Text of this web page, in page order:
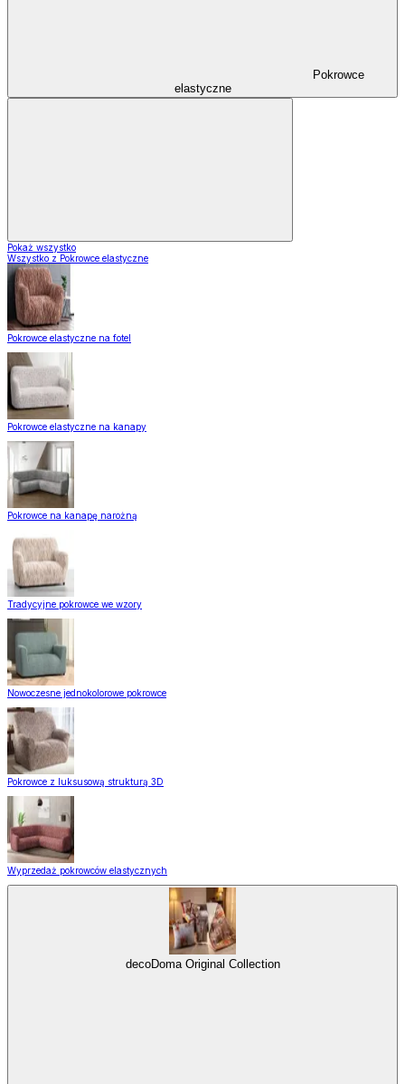
Pokrowce
elastyczne
Pokaż wszystko
Wszystko z Pokrowce elastyczne
Pokrowce elastyczne na fotel
Pokrowce elastyczne na kanapy
Pokrowce na kanapę narożną
Tradycyjne pokrowce we wzory
Nowoczesne jednokolorowe pokrowce
Pokrowce z luksusową strukturą 3D
Wyprzedaż pokrowców elastycznych
decoDoma Original Collection